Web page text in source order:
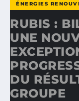
ÉNERGIES
RUBIS :
UNE
DU
GROUPE